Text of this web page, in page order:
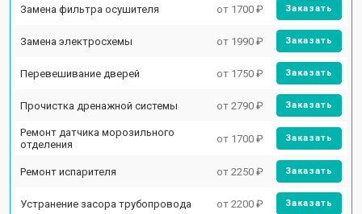
Замена фильтра осушителя от 1700 ₽ Заказать
Замена электросхемы от 1990 ₽ Заказать
Перевешивание дверей от 1750 ₽ Заказать
Прочистка дренажной системы от 2790 ₽ Заказать
Ремонт датчика морозильного
отделения
от 1700 ₽ Заказать
Ремонт испарителя от 2250 ₽ Заказать
Устранение засора трубопровода от 2200 ₽ Заказать